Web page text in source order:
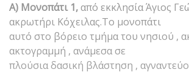
Α) Μονοπάτι 1,από εκκλησία Άγιος
ακρωτήρι Κόχειλας.Το μονοπάτι
αυτό στο βόρειο τμήμα του νησιού ,
ακτογραμμή , ανάμεσα σε
πλούσια δασική βλάστηση ,